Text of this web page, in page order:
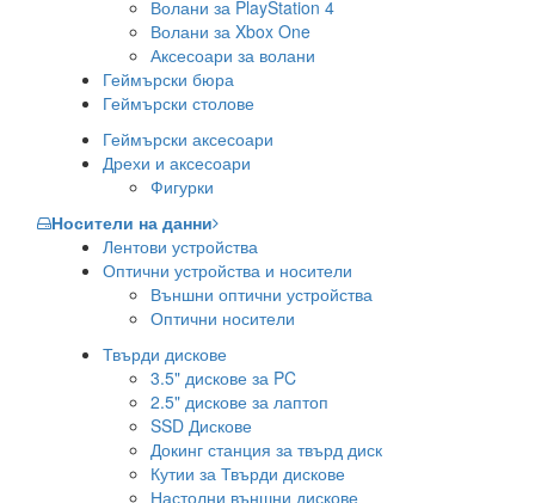
Волани за PlayStation 4
Волани за Xbox One
Аксесоари за волани
Геймърски бюра
Геймърски столове
Геймърски аксесоари
Дрехи и аксесоари
Фигурки
Носители на данни
Лентови устройства
Оптични устройства и носители
Външни оптични устройства
Оптични носители
Твърди дискове
3.5" дискове за PC
2.5" дискове за лаптоп
SSD Дискове
Докинг станция за твърд диск
Кутии за Твърди дискове
Настолни външни дискове